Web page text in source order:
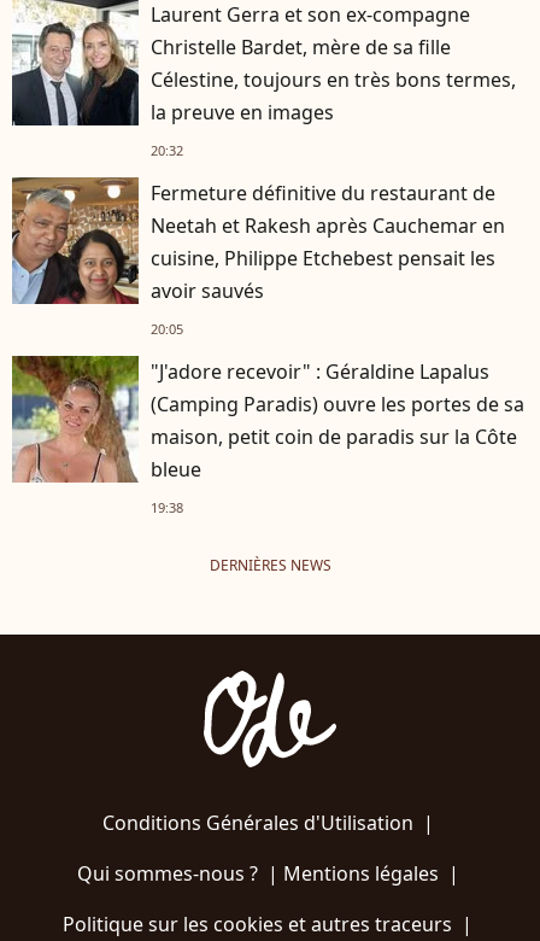
Laurent Gerra et son ex-compagne
Christelle Bardet, mère de sa fille
Célestine, toujours en très bons termes,
la preuve en images
20:32
Fermeture définitive du restaurant de
Neetah et Rakesh après Cauchemar en
cuisine, Philippe Etchebest pensait les
avoir sauvés
20:05
"J'adore recevoir" : Géraldine Lapalus
(Camping Paradis) ouvre les portes de sa
maison, petit coin de paradis sur la Côte
bleue
19:38
DERNIÈRES NEWS
Conditions Générales d'Utilisation |
Qui sommes-nous ?| Mentions légales |
Politique sur les cookies et autres traceurs |